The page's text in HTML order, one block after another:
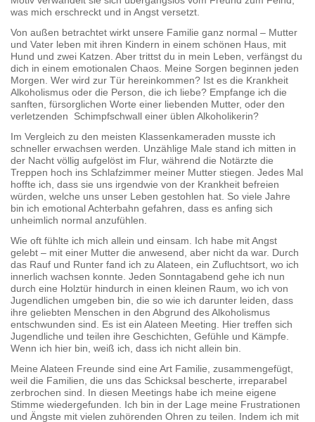
was mich erschreckt und in Angst versetzt.
Von außen betrachtet wirkt unsere Familie ganz normal – Mutter
und Vater leben mit ihren Kindern in einem schönen Haus, mit
Hund und zwei Katzen. Aber trittst du in mein Leben, verfängst du
dich in einem emotionalen Chaos. Meine Sorgen beginnen jeden
Morgen. Wer wird zur Tür hereinkommen? Ist es die Krankheit
Alkoholismus oder die Person, die ich liebe? Empfange ich die
sanften, fürsorglichen Worte einer liebenden Mutter, oder den
verletzenden Schimpfschwall einer üblen Alkoholikerin?
Im Vergleich zu den meisten Klassenkameraden musste ich
schneller erwachsen werden. Unzählige Male stand ich mitten in
der Nacht völlig aufgelöst im Flur, während die Notärzte die
Treppen hoch ins Schlafzimmer meiner Mutter stiegen. Jedes Mal
hoffte ich, dass sie uns irgendwie von der Krankheit befreien
würden, welche uns unser Leben gestohlen hat. So viele Jahre
bin ich emotional Achterbahn gefahren, dass es anfing sich
unheimlich normal anzufühlen.
Wie oft fühlte ich mich allein und einsam. Ich habe mit Angst
gelebt – mit einer Mutter die anwesend, aber nicht da war. Durch
das Rauf und Runter fand ich zu Alateen, ein Zufluchtsort, wo ich
innerlich wachsen konnte. Jeden Sonntagabend gehe ich nun
durch eine Holztür hindurch in einen kleinen Raum, wo ich von
Jugendlichen umgeben bin, die so wie ich darunter leiden, dass
ihre geliebten Menschen in den Abgrund des Alkoholismus
entschwunden sind. Es ist ein Alateen Meeting. Hier treffen sich
Jugendliche und teilen ihre Geschichten, Gefühle und Kämpfe.
Wenn ich hier bin, weiß ich, dass ich nicht allein bin.
Meine Alateen Freunde sind eine Art Familie, zusammengefügt,
weil die Familien, die uns das Schicksal bescherte, irreparabel
zerbrochen sind. In diesen Meetings habe ich meine eigene
Stimme wiedergefunden. Ich bin in der Lage meine Frustrationen
und Ängste mit vielen zuhörenden Ohren zu teilen. Indem ich mit